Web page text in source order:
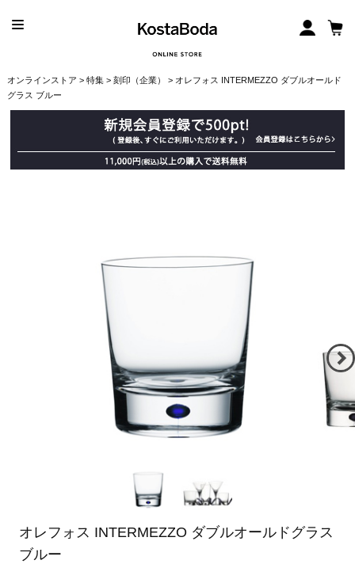
オンラインストア > 特集> 刻印（企業）
> オレフォス INTERMEZZO ダブルオールド
グラス ブルー
オレフォス INTERMEZZO ダブルオールドグラス
ブルー